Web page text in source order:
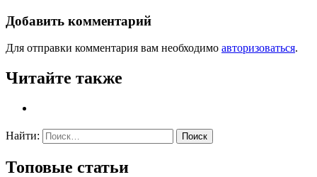
Добавить комментарий
Для отправки комментария вам необходимо авторизоваться.
Читайте также
Найти:
Топовые статьи